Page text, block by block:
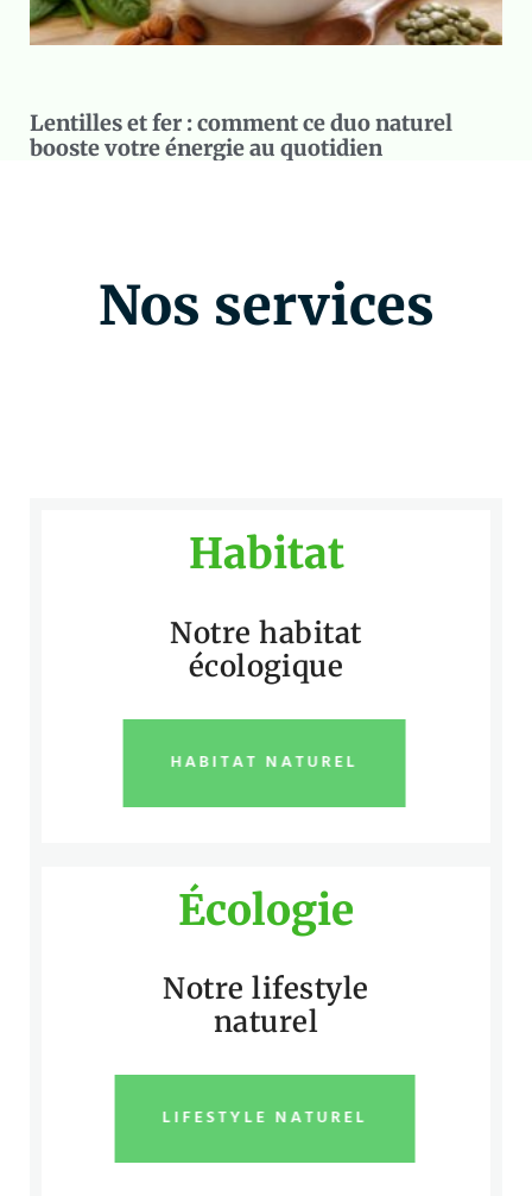
Lentilles et fer : comment ce duo naturel
booste votre énergie au quotidien
Nos services
Habitat
Notre habitat
écologique
HABITAT NATUREL
Écologie
Notre lifestyle
naturel
LIFESTYLE NATUREL